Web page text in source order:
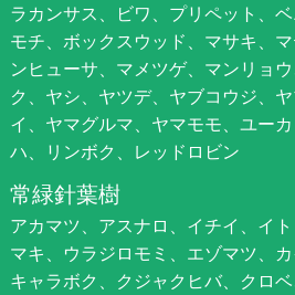
ラカンサス、ビワ、プリペット、
モチ、ボックスウッド、マサキ、
ンヒューサ、マメツゲ、マンリョ
ク、ヤシ、ヤツデ、ヤブコウジ、
イ、ヤマグルマ、ヤマモモ、ユー
ハ、リンボク、レッドロビン
常緑針葉樹
アカマツ、アスナロ、イチイ、イ
マキ、ウラジロモミ、エゾマツ、カ
キャラボク、クジャクヒバ、クロ